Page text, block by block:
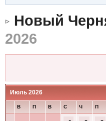
Новый
2026
Июль 2026
В П В С Ч П